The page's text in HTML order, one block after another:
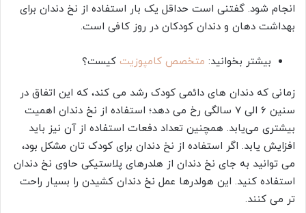
انجام شود. گفتنی است حداقل یک بار استفاده از نخ دندان برای
بهداشت دهان و دندان کودکان در روز کافی است.
بیشتر بخوانید: متخصص کامپوزیت کیست؟
زمانی که دندان‌ های دائمی کودک رشد می‌ کند، که این اتفاق در
سنین 6 الی 7 سالگی رخ می‌ دهد؛ استفاده از نخ دندان اهمیت
بیشتری می‌یابد. همچنین تعداد دفعات استفاده از آن نیز باید
افزایش یابد. اگر استفاده از نخ دندان برای کودک تان مشکل بود،
می‌ توانید به جای نخ دندان از هلدرهای پلاستیکی حاوی نخ دندان
استفاده کنید. این هولدرها عمل نخ دندان کشیدن را بسیار راحت
‌تر می‌ کنند.